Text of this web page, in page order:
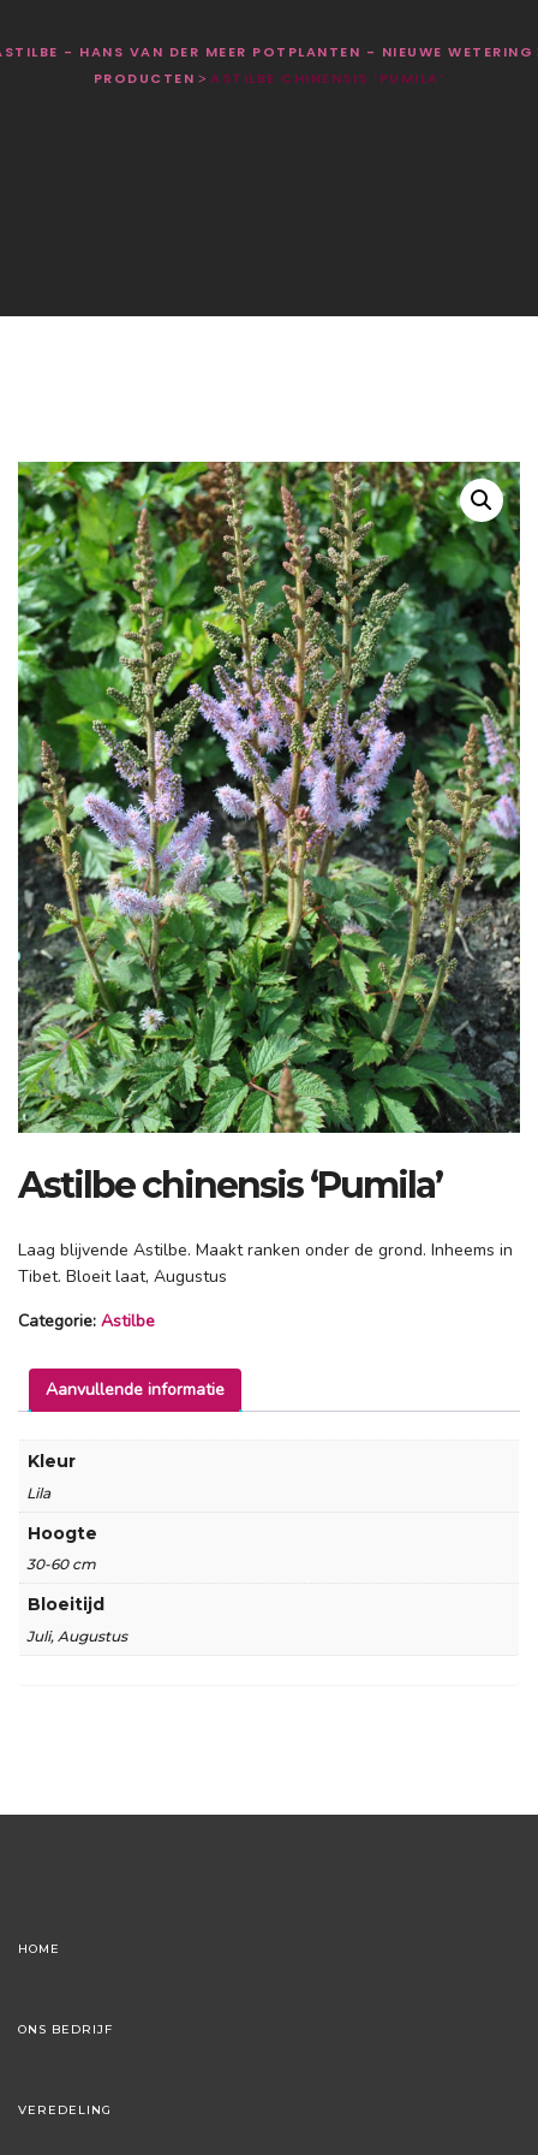
- HANS VAN DER MEER POTPLANTEN - NIEUWE WETERING
PRODUCTEN >ASTILBE CHINENSIS ‘PUMILA’
Astilbe chinensis ‘Pumila’
Laag blijvende Astilbe. Maakt ranken onder de grond. Inheems in
Tibet. Bloeit laat, Augustus
Categorie: Astilbe
Aanvullende informatie
Kleur
Lila
Hoogte
30-60 cm
Bloeitijd
Juli, Augustus
HOME
ONS BEDRIJF
VEREDELING